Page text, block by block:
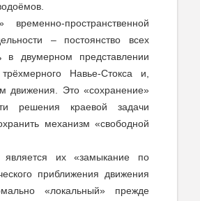
пространственной
– постоянство всех
двумерном представлении
Навье-Стокса и,
движения. Это «сохранение»
решения краевой задачи
механизм «свободной
их «замыкание по
приближения движения
«локальный» прежде